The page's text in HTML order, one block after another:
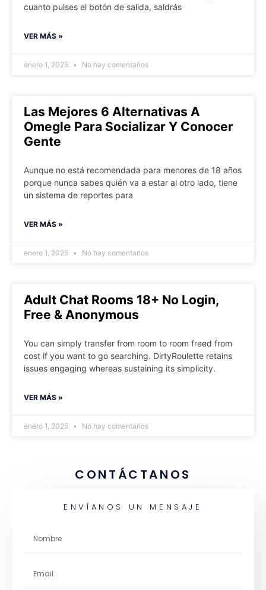
cuanto pulses el botón de salida, saldrás
VER MÁS »
enero 1, 2025 No hay comentarios
Las Mejores 6 Alternativas A
Omegle Para Socializar Y Conocer
Gente
Aunque no está recomendada para menores de 18 años
porque nunca sabes quién va a estar al otro lado, tiene
un sistema de reportes para
VER MÁS »
enero 1, 2025 No hay comentarios
Adult Chat Rooms 18+ No Login,
Free & Anonymous
You can simply transfer from room to room freed from
cost if you want to go searching. DirtyRoulette retains
issues engaging whereas sustaining its simplicity.
VER MÁS »
enero 1, 2025 No hay comentarios
CONTÁCTANOS
ENVÍANOS UN MENSAJE